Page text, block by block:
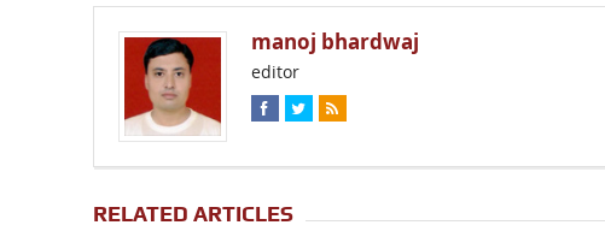
manoj bhardwaj
editor
RELATED ARTICLES